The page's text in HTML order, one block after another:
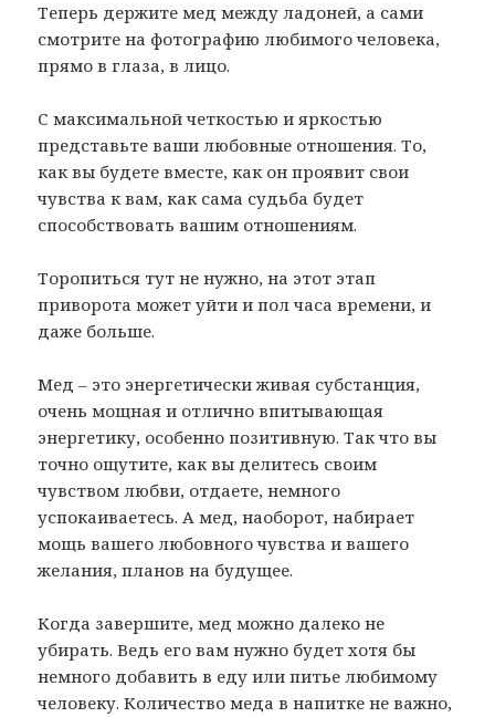
Теперь держите мед между ладоней, а сами
смотрите на фотографию любимого человека,
прямо в глаза, в лицо.
С максимальной четкостью и яркостью
представьте ваши любовные отношения. То,
как вы будете вместе, как он проявит свои
чувства к вам, как сама судьба будет
способствовать вашим отношениям.
Торопиться тут не нужно, на этот этап
приворота может уйти и пол часа времени, и
даже больше.
Мед – это энергетически живая субстанция,
очень мощная и отлично впитывающая
энергетику, особенно позитивную. Так что вы
точно ощутите, как вы делитесь своим
чувством любви, отдаете, немного
успокаиваетесь. А мед, наоборот, набирает
мощь вашего любовного чувства и вашего
желания, планов на будущее.
Когда завершите, мед можно далеко не
убирать. Ведь его вам нужно будет хотя бы
немного добавить в еду или питье любимому
человеку. Количество меда в напитке не важно,